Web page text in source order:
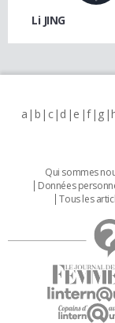
Li JING
a b c d e f g
Qui sommes
Données
Tous les